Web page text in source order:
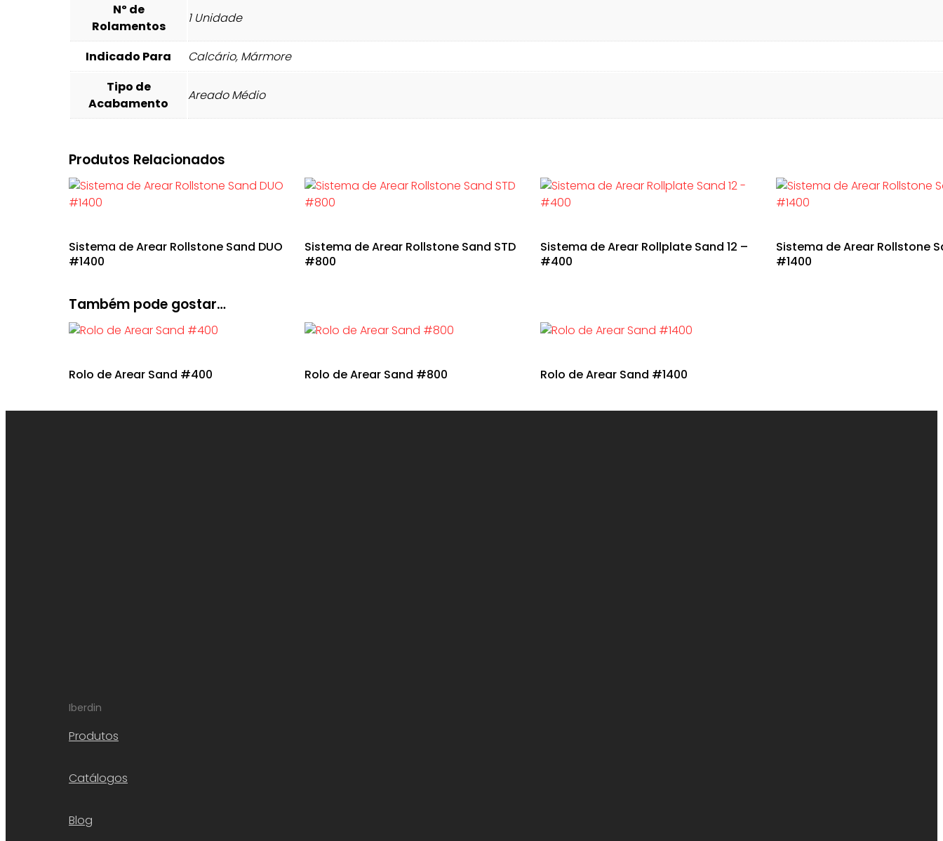
Nº de
Rolamentos
1 Unidade
Indicado Para
Calcário, Mármore
Tipo de
Acabamento
Areado Médio
Produtos Relacionados
Sistema de Arear Rollstone Sand DUO
#1400
Sistema de Arear Rollstone Sand STD
#800
Sistema de Arear Rollplate Sand 12 –
#400
Sistema de Arear Rollstone
#1400
Também pode gostar…
Rolo de Arear Sand #400 Rolo de Arear Sand #800 Rolo de Arear Sand #1400
Iberdin
Produtos
Catálogos
Blog